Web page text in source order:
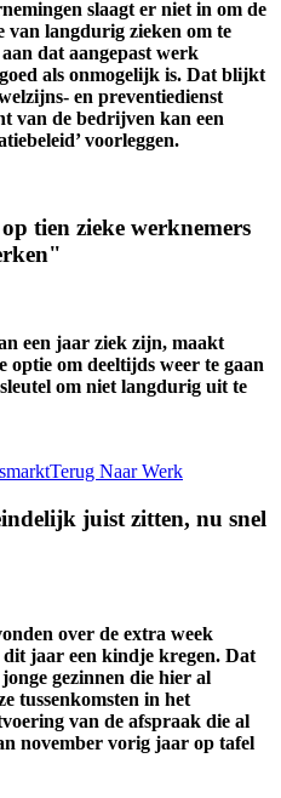
slaagt er niet in om de
van langdurig zieken om te
dat aangepast werk
als onmogelijk is. Dat blijkt
en preventiedienst
van de bedrijven kan een
voorleggen.
tien zieke werknemers
een jaar ziek zijn, maakt
optie om deeltijds weer te gaan
om niet langdurig uit te
Terug Naar Werk
juist zitten, nu snel
over de extra week
jaar een kindje kregen. Dat
gezinnen die hier al
tussenkomsten in het
van de afspraak die al
november vorig jaar op tafel